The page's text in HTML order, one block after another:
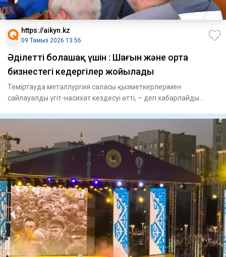
https://aikyn.kz
09 Тамыз 2026 13:56
Әділетті болашақ үшін : Шағын және орта
бизнестегі кедергілер жойылады
Теміртауда металлургия саласы қызметкерлерімен
сайлауалды үгіт-насихат кездесуі өтті, – деп хабарлайды